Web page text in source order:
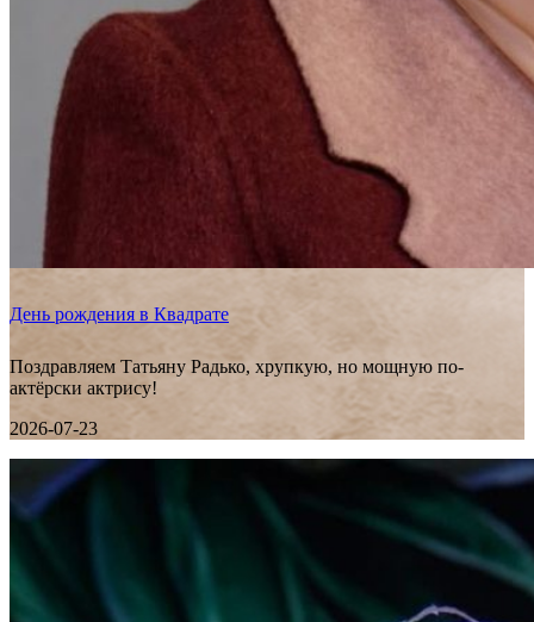
День рождения в Квадрате
Поздравляем Татьяну Радько, хрупкую, но мощную по-
актёрски актрису!
2026-07-23